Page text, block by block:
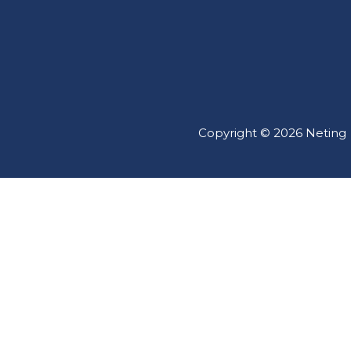
Copyright © 2026 Neting